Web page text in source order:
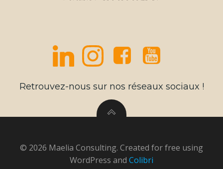
Retrouvez-nous sur nos réseaux sociaux !
© 2026 Maelia Consulting. Created for free using
WordPress and Colibri